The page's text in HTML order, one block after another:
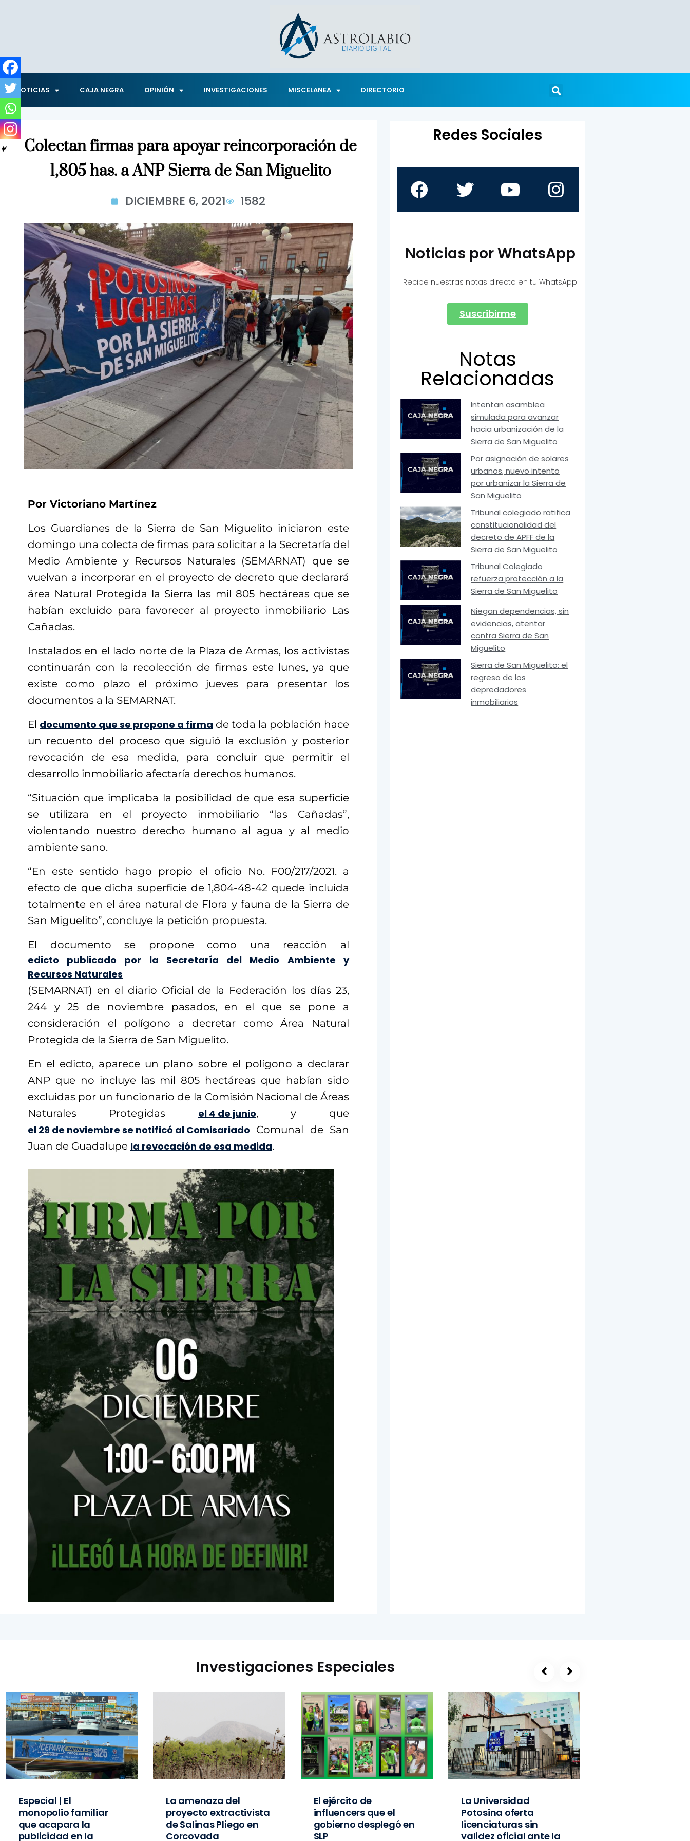
NOTICIAS CAJA NEGRA OPINIÓN INVESTIGACIONES MISCELANEA DIRECTORIO
Colectan firmas para apoyar reincorporación de
1,805 has. a ANP Sierra de San Miguelito
DICIEMBRE 6, 2021 1582
Por Victoriano Martínez
Los Guardianes de la Sierra de San Miguelito iniciaron este
domingo una colecta de firmas para solicitar a la Secretaría del
Medio Ambiente y Recursos Naturales (SEMARNAT) que se
vuelvan a incorporar en el proyecto de decreto que declarará
área Natural Protegida la Sierra las mil 805 hectáreas que se
habían excluido para favorecer al proyecto inmobiliario Las
Cañadas.
Instalados en el lado norte de la Plaza de Armas, los activistas
continuarán con la recolección de firmas este lunes, ya que
existe como plazo el próximo jueves para presentar los
documentos a la SEMARNAT.
El documento que se propone a firma de toda la población hace
un recuento del proceso que siguió la exclusión y posterior
revocación de esa medida, para concluir que permitir el
desarrollo inmobiliario afectaría derechos humanos.
“Situación que implicaba la posibilidad de que esa superficie
se utilizara en el proyecto inmobiliario “las Cañadas”,
violentando nuestro derecho humano al agua y al medio
ambiente sano.
“En este sentido hago propio el oficio No. F00/217/2021. a
efecto de que dicha superficie de 1,804-48-42 quede incluida
totalmente en el área natural de Flora y fauna de la Sierra de
San Miguelito”, concluye la petición propuesta.
El documento se propone como una reacción al
edicto publicado por la Secretaría del Medio Ambiente y
Recursos Naturales
(SEMARNAT) en el diario Oficial de la Federación los días 23,
244 y 25 de noviembre pasados, en el que se pone a
consideración el polígono a decretar como Área Natural
Protegida de la Sierra de San Miguelito.
En el edicto, aparece un plano sobre el polígono a declarar
ANP que no incluye las mil 805 hectáreas que habían sido
excluidas por un funcionario de la Comisión Nacional de Áreas
Naturales Protegidas el 4 de junio, y que
el 29 de noviembre se notificó al Comisariado Comunal de San
Juan de Guadalupe la revocación de esa medida.
Redes Sociales
Noticias por WhatsApp
Recibe nuestras notas directo en tu WhatsApp
Suscribirme
Notas
Relacionadas
Intentan asamblea
simulada para avanzar
hacia urbanización de la
Sierra de San Miguelito
Por asignación de solares
urbanos, nuevo intento
por urbanizar la Sierra de
San Miguelito
Tribunal colegiado ratifica
constitucionalidad del
decreto de APFF de la
Sierra de San Miguelito
Tribunal Colegiado
refuerza protección a la
Sierra de San Miguelito
Niegan dependencias, sin
evidencias, atentar
contra Sierra de San
Miguelito
Sierra de San Miguelito: el
regreso de los
depredadores
inmobiliarios
Investigaciones Especiales
Especial | El
monopolio familiar
que acapara la
publicidad en la
La amenaza del
proyecto extractivista
de Salinas Pliego en
Corcovada
El ejército de
influencers que el
gobierno desplegó en
SLP
La Universidad
Potosina oferta
licenciaturas sin
validez oficial ante la